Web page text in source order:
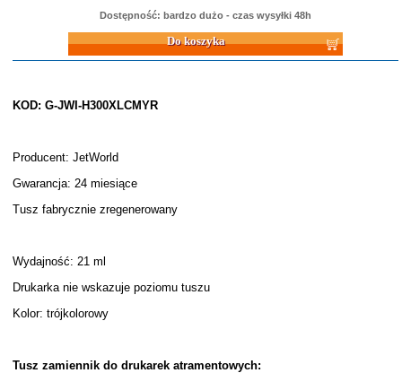
Dostępność: bardzo dużo - czas wysyłki 48h
Do koszyka
KOD: G-JWI-H300XLCMYR
Producent: JetWorld
Gwarancja: 24 miesiące
Tusz fabrycznie zregenerowany
Wydajność: 21 ml
Drukarka nie wskazuje poziomu tuszu
Kolor: trójkolorowy
Tusz zamiennik do drukarek atramentowych: